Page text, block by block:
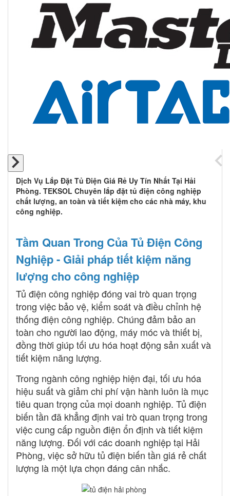
Dịch Vụ Lắp Đặt Tủ Điện Giá Rẻ Uy Tín Nhất Tại Hải
Phòng. TEKSOL Chuyên lắp đặt tủ điện công nghiệp
chất lượng, an toàn và tiết kiệm cho các nhà máy, khu
công nghiệp.
Tầm Quan Trong Của Tủ Điện Công
Nghiệp - Giải pháp tiết kiệm năng
lượng cho công nghiệp
Tủ điện công nghiệp đóng vai trò quan trọng
trong việc bảo vệ, kiểm soát và điều chỉnh hệ
thống điện công nghiệp. Chúng đảm bảo an
toàn cho người lao động, máy móc và thiết bị,
đồng thời giúp tối ưu hóa hoạt động sản xuất và
tiết kiệm năng lượng.
Trong ngành công nghiệp hiện đại, tối ưu hóa
hiệu suất và giảm chi phí vận hành luôn là mục
tiêu quan trọng của mọi doanh nghiệp. Tủ điện
biến tần đã khẳng định vai trò quan trọng trong
việc cung cấp nguồn điện ổn định và tiết kiệm
năng lượng. Đối với các doanh nghiệp tại Hải
Phòng, việc sở hữu tủ điện biến tần giá rẻ chất
lượng là một lựa chọn đáng cân nhắc.